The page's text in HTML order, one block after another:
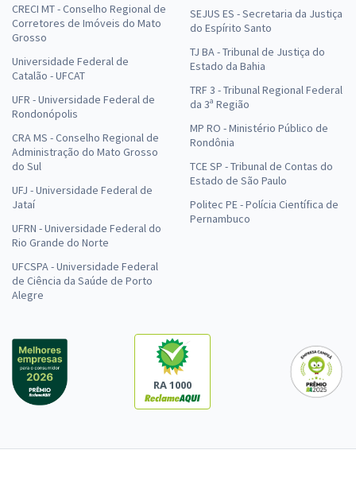
CRECI MT - Conselho Regional de
Corretores de Imóveis do Mato
Grosso
Universidade Federal de
Catalão - UFCAT
UFR - Universidade Federal de
Rondonópolis
CRA MS - Conselho Regional de
Administração do Mato Grosso
do Sul
UFJ - Universidade Federal de
Jataí
UFRN - Universidade Federal do
Rio Grande do Norte
UFCSPA - Universidade Federal
de Ciência da Saúde de Porto
Alegre
SEJUS ES - Secretaria da Justiça
do Espírito Santo
TJ BA - Tribunal de Justiça do
Estado da Bahia
TRF 3 - Tribunal Regional Federal
da 3ª Região
MP RO - Ministério Público de
Rondônia
TCE SP - Tribunal de Contas do
Estado de São Paulo
Politec PE - Polícia Científica de
Pernambuco
RA 1000